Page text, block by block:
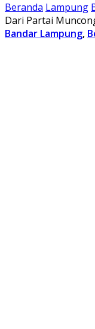
Beranda Lampung
Dari Partai
Bandar Lampung,